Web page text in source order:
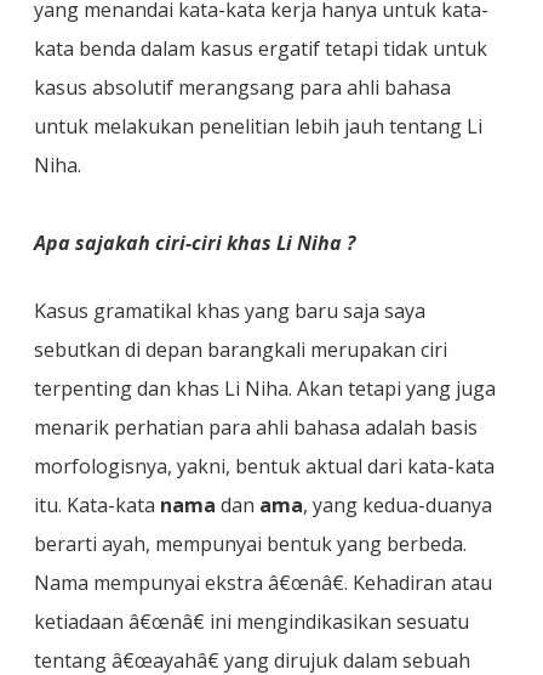
yang menandai kata-kata kerja hanya untuk kata-
kata benda dalam kasus ergatif tetapi tidak untuk
kasus absolutif merangsang para ahli bahasa
untuk melakukan penelitian lebih jauh tentang Li
Niha.
Apa sajakah ciri-ciri khas Li Niha ?
Kasus gramatikal khas yang baru saja saya
sebutkan di depan barangkali merupakan ciri
terpenting dan khas Li Niha. Akan tetapi yang juga
menarik perhatian para ahli bahasa adalah basis
morfologisnya, yakni, bentuk aktual dari kata-kata
itu. Kata-kata nama dan ama, yang kedua-duanya
berarti ayah, mempunyai bentuk yang berbeda.
Nama mempunyai ekstra â€œnâ€. Kehadiran atau
ketiadaan â€œnâ€ ini mengindikasikan sesuatu
tentang â€œayahâ€ yang dirujuk dalam sebuah